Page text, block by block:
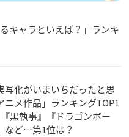
キャラといえば？」ランキ
写化がいまいちだったと思
ニメ作品」ランキングTOP1
黒執事』『ドラゴンボー
など…第1位は？